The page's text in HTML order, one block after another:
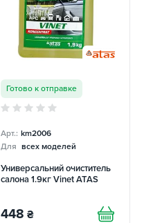
Готово к отправке
Арт.: km2006
Для всех моделей
Универсальний очиститель
салона 1.9кг Vinet ATAS
448 ₴